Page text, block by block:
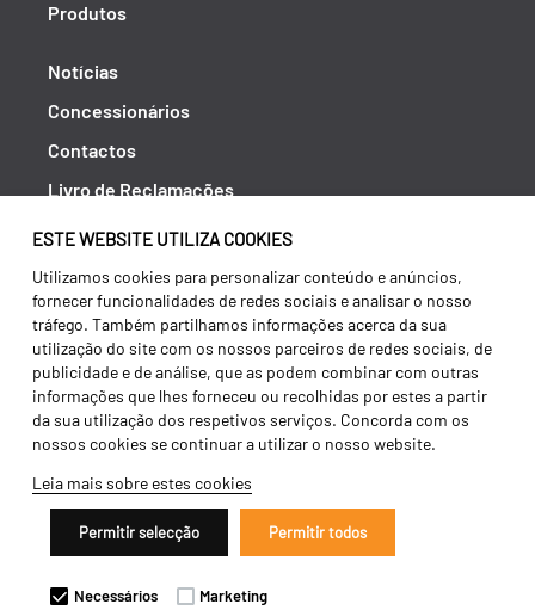
ESTE WEBSITE UTILIZA COOKIES
Utilizamos cookies para personalizar conteúdo e anúncios,
fornecer funcionalidades de redes sociais e analisar o nosso
tráfego. Também partilhamos informações acerca da sua
utilização do site com os nossos parceiros de redes sociais, de
publicidade e de análise, que as podem combinar com outras
informações que lhes forneceu ou recolhidas por estes a partir
da sua utilização dos respetivos serviços. Concorda com os
nossos cookies se continuar a utilizar o nosso website.
Leia mais sobre estes cookies
Permitir selecção Permitir todos
Necessários Marketing
Produtos
Notícias
Concessionários
Contactos
Livro de Reclamações
Política de Privacidade
Canal de Denúncias (RGPC)
Termos e condições